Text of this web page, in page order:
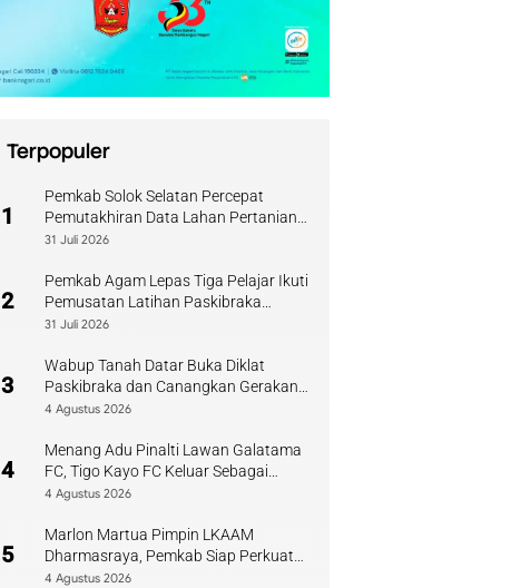
Terpopuler
1
Pemkab Solok Selatan Percepat
Pemutakhiran Data Lahan Pertanian
Pangan Berkelanjutan
31 Juli 2026
2
Pemkab Agam Lepas Tiga Pelajar Ikuti
Pemusatan Latihan Paskibraka
Sumbar
31 Juli 2026
3
Wabup Tanah Datar Buka Diklat
Paskibraka dan Canangkan Gerakan
Bendera
4 Agustus 2026
4
Menang Adu Pinalti Lawan Galatama
FC, Tigo Kayo FC Keluar Sebagai
Juara Piala Walikota Payakumbuh
4 Agustus 2026
5
Marlon Martua Pimpin LKAAM
Dharmasraya, Pemkab Siap Perkuat
Sinergi Adat
4 Agustus 2026